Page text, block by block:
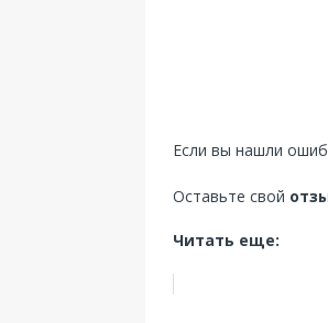
Если вы нашли
Оставьте свой
Читать еще: